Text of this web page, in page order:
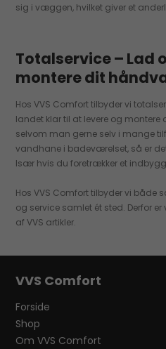
sig i væggen, hvilket giver et
Totalservice – Lad
montere dit
Hos VVS Comfort tilbyder vi
landet klar til at levere og
selvom man gerne selv i mange
vandhane i badeværelset, så er
Især hvis du foretrækker et
Hos VVS Comfort tilbyder vi både
og service samlet ét sted. Derfor
af VVS artikler.
VVS Comfort
Forside
Shop
Om VVS Comfort